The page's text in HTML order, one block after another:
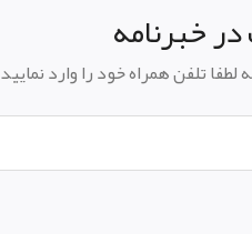
خبرنامه
تلفن همراه خود را وارد نمایید